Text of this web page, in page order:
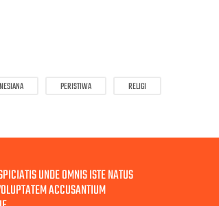
PERISTIWA
RELIGI
UNDE OMNIS ISTE NATUS
ACCUSANTIUM